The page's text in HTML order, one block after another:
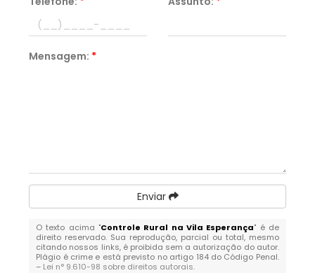
Mensagem: *
Enviar
O texto acima "Controle Rural na Vila Esperança" é de
direito reservado. Sua reprodução, parcial ou total, mesmo
citando nossos links, é proibida sem a autorização do autor.
Plágio é crime e está previsto no artigo 184 do Código Penal.
– Lei n° 9.610-98 sobre direitos autorais.